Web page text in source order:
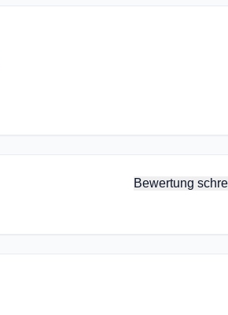
Bewertung